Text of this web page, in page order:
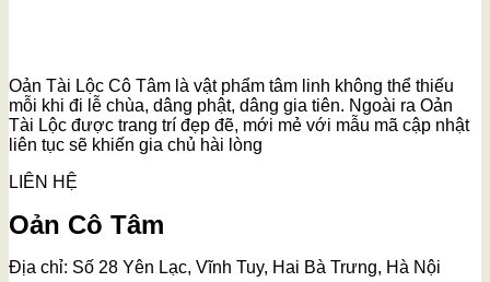
Oản Tài Lộc Cô Tâm là vật phẩm tâm linh không thể thiếu
mỗi khi đi lễ chùa, dâng phật, dâng gia tiên. Ngoài ra Oản
Tài Lộc được trang trí đẹp đẽ, mới mẻ với mẫu mã cập nhật
liên tục sẽ khiến gia chủ hài lòng
LIÊN HỆ
Oản Cô Tâm
Địa chỉ: Số 28 Yên Lạc, Vĩnh Tuy, Hai Bà Trưng, Hà Nội